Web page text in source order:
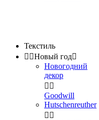
Текстиль
 Новый год
Новогодний
декор
 
Goodwill
Hutschenreuther
 